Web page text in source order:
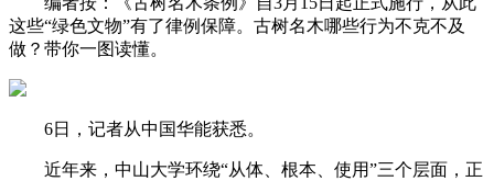
这些“绿色文物”有了律例保障。古树名木哪些行为不克不及
做？带你一图读懂。
6日，记者从中国华能获悉。
近年来，中山大学环绕“从体、根本、使用”三个层面，正